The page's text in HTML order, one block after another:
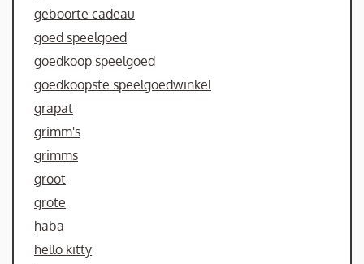
geboorte cadeau
goed speelgoed
goedkoop speelgoed
goedkoopste speelgoedwinkel
grapat
grimm's
grimms
groot
grote
haba
hello kitty